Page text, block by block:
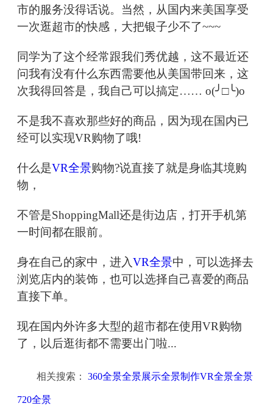
市的服务没得话说。当然，从国内来美国享受
一次逛超市的快感，大把银子少不了~~~
同学为了这个经常跟我们秀优越，这不最近还
问我有没有什么东西需要他从美国带回来，这
次我得回答是，我自己可以搞定…… o(╯□╰)o
不是我不喜欢那些好的商品，因为现在国内已
经可以实现VR购物了哦!
什么是VR全景购物?说直接了就是身临其境购
物，
不管是ShoppingMall还是街边店，打开手机第
一时间都在眼前。
身在自己的家中，进入VR全景中，可以选择去
浏览店内的装饰，也可以选择自己喜爱的商品
直接下单。
现在国内外许多大型的超市都在使用VR购物
了，以后逛街都不需要出门啦...
相关搜索： 360全景全景展示全景制作VR全景全景
720全景